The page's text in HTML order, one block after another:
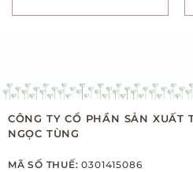
CÔNG TY CỔ PHẦN SẢN XUẤT
NGỌC TÙNG
MÃ SỐ THUẾ: 0301415086